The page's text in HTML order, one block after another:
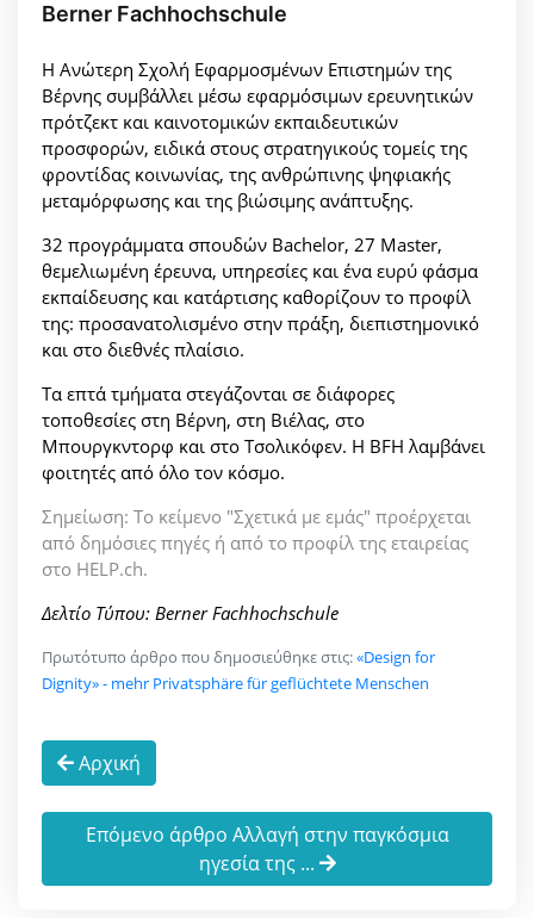
Berner Fachhochschule
Η Ανώτερη Σχολή Εφαρμοσμένων Επιστημών της
Βέρνης συμβάλλει μέσω εφαρμόσιμων ερευνητικών
πρότζεκτ και καινοτομικών εκπαιδευτικών
προσφορών, ειδικά στους στρατηγικούς τομείς της
φροντίδας κοινωνίας, της ανθρώπινης ψηφιακής
μεταμόρφωσης και της βιώσιμης ανάπτυξης.
32 προγράμματα σπουδών Bachelor, 27 Master,
θεμελιωμένη έρευνα, υπηρεσίες και ένα ευρύ φάσμα
εκπαίδευσης και κατάρτισης καθορίζουν το προφίλ
της: προσανατολισμένο στην πράξη, διεπιστημονικό
και στο διεθνές πλαίσιο.
Τα επτά τμήματα στεγάζονται σε διάφορες
τοποθεσίες στη Βέρνη, στη Βιέλας, στο
Μπουργκντορφ και στο Τσολικόφεν. Η BFH λαμβάνει
φοιτητές από όλο τον κόσμο.
Σημείωση: Το κείμενο "Σχετικά με εμάς" προέρχεται
από δημόσιες πηγές ή από το προφίλ της εταιρείας
στο HELP.ch.
Δελτίο Τύπου: Berner Fachhochschule
Πρωτότυπο άρθρο που δημοσιεύθηκε στις:«Design for
Dignity» - mehr Privatsphäre für geflüchtete Menschen
Αρχική
Επόμενο άρθρο Αλλαγή στην παγκόσμια
ηγεσία της ...